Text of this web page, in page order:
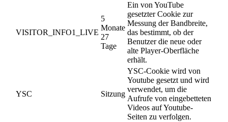
VISITOR_INFO1_LIVE
5
Monate
27
Tage
Ein von YouTube
gesetzter Cookie zur
Messung der Bandbreite,
das bestimmt, ob der
Benutzer die neue oder
alte Player-Oberfläche
erhält.
YSC Sitzung
YSC-Cookie wird von
Youtube gesetzt und wird
verwendet, um die
Aufrufe von eingebetteten
Videos auf Youtube-
Seiten zu verfolgen.